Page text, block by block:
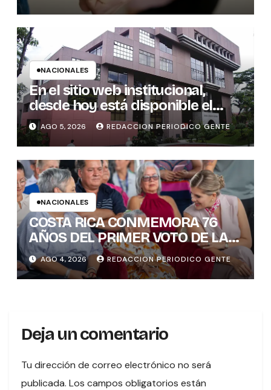
NACIONALES
En el sitio web institucional,
desde hoy está disponible el
sistema “Matrimonio en Línea”
para los notarios del país
AGO 5, 2026 REDACCION PERIODICO GENTE
NACIONALES
COSTA RICA CONMEMORA 76
AÑOS DEL PRIMER VOTO DE LAS
MUJERES , INAMU BRINDA
HOMENAJE A UNA DE LAS
PRIMERAS MUJERES VOTANTES
AGO 4, 2026 REDACCION PERIODICO GENTE
Deja un comentario
Tu dirección de correo electrónico no será
publicada. Los campos obligatorios están